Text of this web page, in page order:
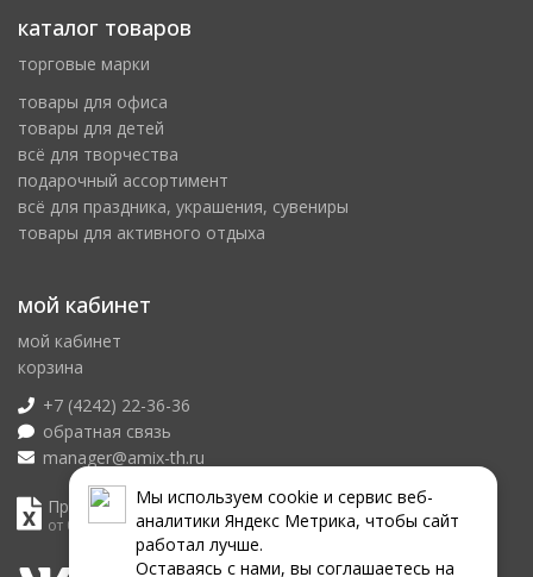
Мы используем сookie и сервис веб-
аналитики Яндекс Метрика, чтобы сайт
работал лучше.
Оставаясь с нами, вы соглашаетесь на
каталог товаров
торговые марки
товары для офиса
товары для детей
всё для творчества
подарочный ассортимент
всё для праздника, украшения, сувениры
товары для активного отдыха
мой кабинет
мой кабинет
корзина
+7 (4242) 22-36-36
обратная связь
manager@amix-th.ru
Прайс лист
от 08.08.2026